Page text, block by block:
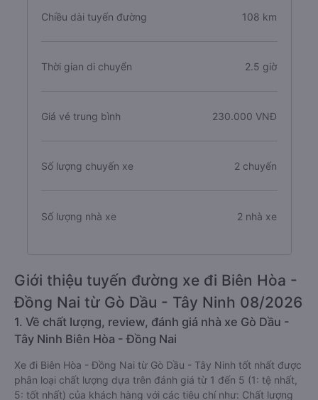
Chiều dài tuyến đường 108 km
Thời gian di chuyển 2.5 giờ
Giá vé trung bình 230.000 VNĐ
Số lượng chuyến xe 2 chuyến
Số lượng nhà xe 2 nhà xe
Giới thiệu tuyến đường xe đi Biên Hòa -
Đồng Nai từ Gò Dầu - Tây Ninh 08/2026
1. Về chất lượng, review, đánh giá nhà xe Gò Dầu -
Tây Ninh Biên Hòa - Đồng Nai
Xe đi Biên Hòa - Đồng Nai từ Gò Dầu - Tây Ninh tốt nhất được
phân loại chất lượng dựa trên đánh giá từ 1 đến 5 (1: tệ nhất,
5: tốt nhất) của khách hàng với các tiêu chí như: Chất lượng